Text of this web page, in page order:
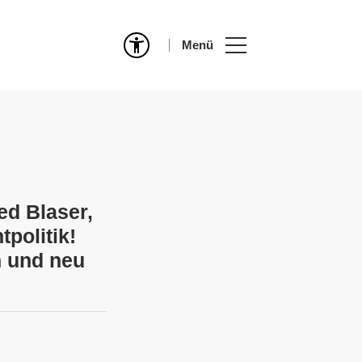
Menü
Blaser,
und neu